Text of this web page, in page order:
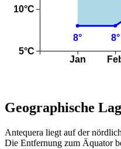
Geographische
Antequera liegt auf der
Die Entfernung zum Äquator